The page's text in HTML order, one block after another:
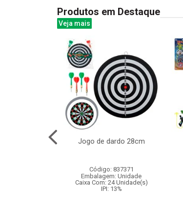
Produtos em Destaque
Veja mais
Jogo de dardo 28cm
Código: 837371
Embalagem: Unidade
Caixa Com: 24 Unidade(s)
IPI: 13%